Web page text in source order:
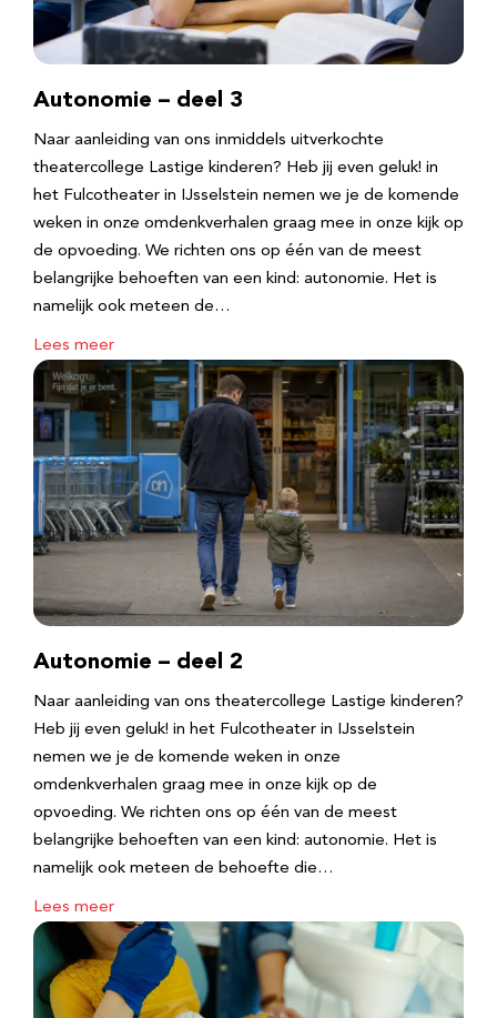
Autonomie – deel 3
Naar aanleiding van ons inmiddels uitverkochte
theatercollege Lastige kinderen? Heb jij even geluk! in
het Fulcotheater in IJsselstein nemen we je de komende
weken in onze omdenkverhalen graag mee in onze kijk op
de opvoeding. We richten ons op één van de meest
belangrijke behoeften van een kind: autonomie. Het is
namelijk ook meteen de…
Lees meer
Autonomie – deel 2
Naar aanleiding van ons theatercollege Lastige kinderen?
Heb jij even geluk! in het Fulcotheater in IJsselstein
nemen we je de komende weken in onze
omdenkverhalen graag mee in onze kijk op de
opvoeding. We richten ons op één van de meest
belangrijke behoeften van een kind: autonomie. Het is
namelijk ook meteen de behoefte die…
Lees meer